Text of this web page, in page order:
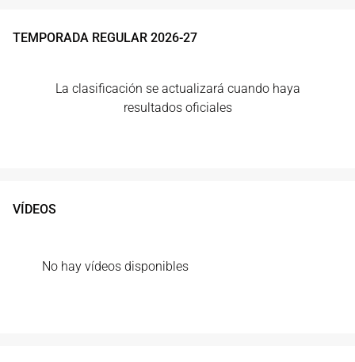
TEMPORADA REGULAR 2026-27
La clasificación se actualizará cuando haya
resultados oficiales
VÍDEOS
No hay vídeos disponibles